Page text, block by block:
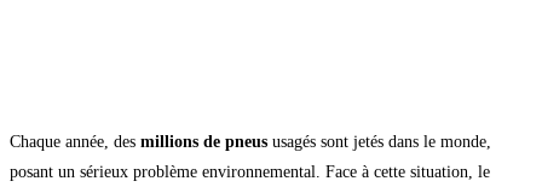
Chaque année, des millions de pneus usagés sont jetés dans le monde,
posant un sérieux problème environnemental. Face à cette situation, le